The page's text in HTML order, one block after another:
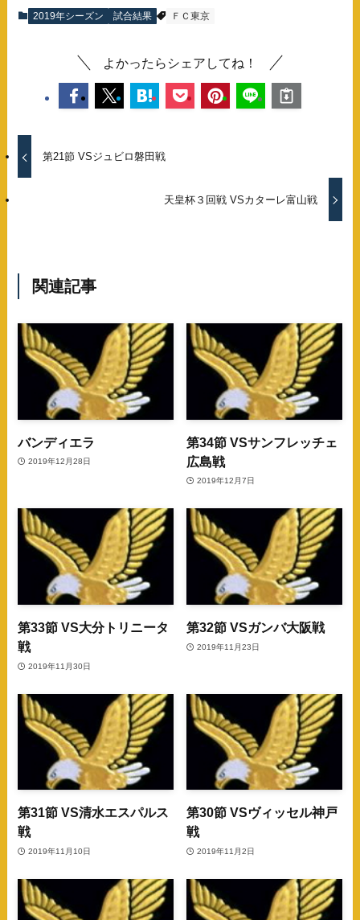
2019年シーズン 試合結果 ＦＣ東京
よかったらシェアしてね！
第21節 VSジュビロ磐田戦
天皇杯３回戦 VSカターレ富山戦
関連記事
バンディエラ
2019年12月28日
第34節 VSサンフレッチェ
広島戦
2019年12月7日
第33節 VS大分トリニータ
戦
2019年11月30日
第32節 VSガンバ大阪戦
2019年11月23日
第31節 VS清水エスパルス
戦
2019年11月10日
第30節 VSヴィッセル神戸
戦
2019年11月2日